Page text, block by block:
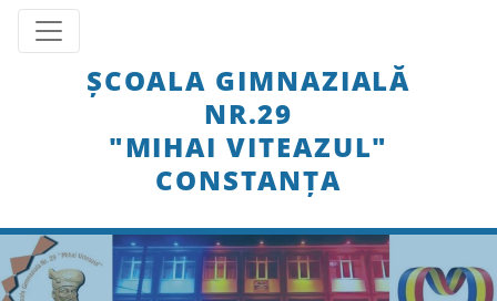
SkipToggle navigation
ȘCOALA GIMNAZIALĂ
NR.29
"MIHAI VITEAZUL"
CONSTANȚA